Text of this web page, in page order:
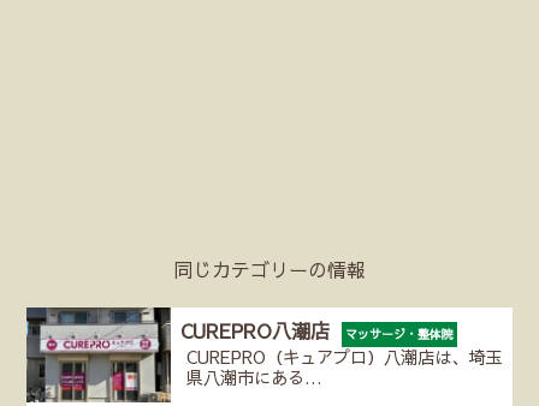
同じカテゴリーの情報
CUREPRO八潮店 マッサージ・整体院
CUREPRO（キュアプロ）八潮店は、埼玉
県八潮市にある…